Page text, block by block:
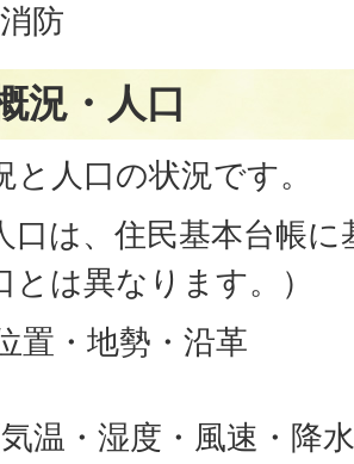
防
況・人口
と人口の状況です。
口は、住民基本台帳
とは異なります。）
置・地勢・沿革
温・湿度・風速・降